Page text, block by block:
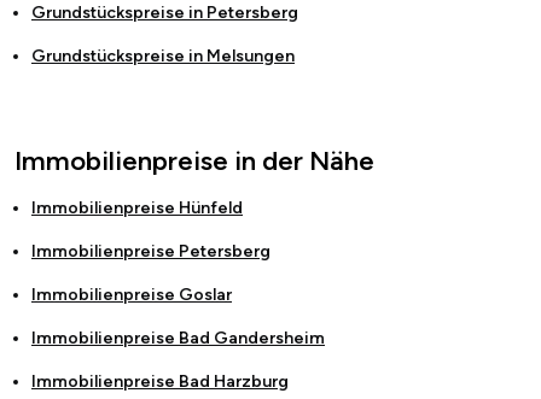
Grundstückspreise in Petersberg
Grundstückspreise in Melsungen
Immobilienpreise in der Nähe
Immobilienpreise Hünfeld
Immobilienpreise Petersberg
Immobilienpreise Goslar
Immobilienpreise Bad Gandersheim
Immobilienpreise Bad Harzburg